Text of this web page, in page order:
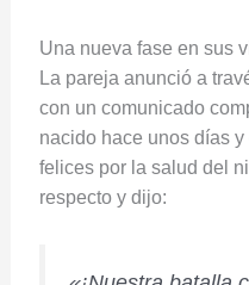
Una nueva fase en sus
La pareja anunció a
con un comunicado
nacido hace unos días
felices por la salud del
respecto y dijo: